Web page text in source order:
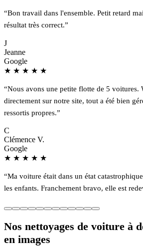
“Bon travail dans l'ensemble. Petit retard
résultat très correct.”
J
Jeanne
Google
★ ★ ★ ★ ★
“Nous avons une petite flotte de 5 voitures.
directement sur notre site, tout a été bien
ressortis propres.”
C
Clémence V.
Google
★ ★ ★ ★ ★
“Ma voiture était dans un état
les enfants. Franchement bravo, elle est
Nos nettoyages de voiture à
en images